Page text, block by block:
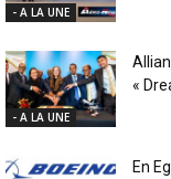
- A LA UNE
- A LA UNE
«
En